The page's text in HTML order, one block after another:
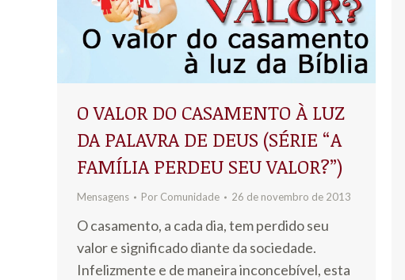
O VALOR DO CASAMENTO À LUZ
DA PALAVRA DE DEUS (SÉRIE “A
FAMÍLIA PERDEU SEU VALOR?”)
Mensagens Por Comunidade 26 de novembro de 2013
O casamento, a cada dia, tem perdido seu
valor e significado diante da sociedade.
Infelizmente e de maneira inconcebível, esta